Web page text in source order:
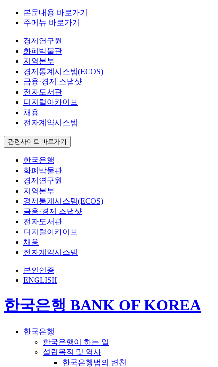
본문내용 바로가기
주메뉴 바로가기
경제연구원
화폐박물관
지역본부
경제통계시스템(ECOS)
금융·경제 스냅샷
전자도서관
디지털아카이브
채용
전자계약시스템
관련사이트 바로가기
한국은행
화폐박물관
경제연구원
지역본부
경제통계시스템(ECOS)
금융·경제 스냅샷
전자도서관
디지털아카이브
채용
전자계약시스템
본인인증
ENGLISH
한국은행 BANK OF KOREA
한국은행
한국은행이 하는 일
설립목적 및 역사
한국은행법의 변천